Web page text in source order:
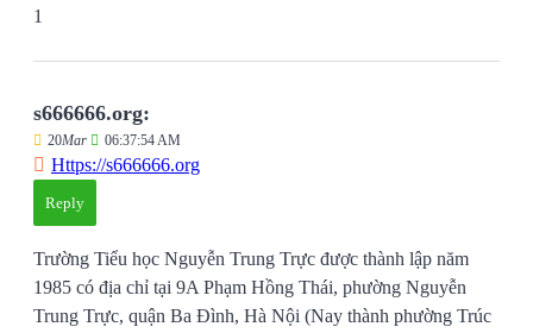
1
s666666.org:
20Mar 06:37:54 AM
Https://s666666.org
Reply
Trường Tiểu học Nguyễn Trung Trực được thành lập năm
1985 có địa chỉ tại 9A Phạm Hồng Thái, phường Nguyễn
Trung Trực, quận Ba Đình, Hà Nội (Nay thành phường Trúc